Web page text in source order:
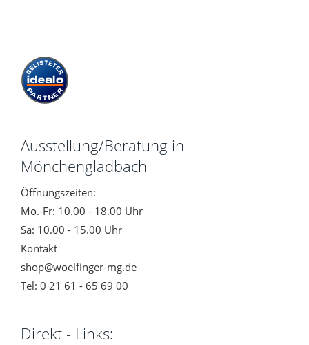
Ausstellung/Beratung in
Mönchengladbach
Öffnungszeiten:
Mo.-Fr: 10.00 - 18.00 Uhr
Sa: 10.00 - 15.00 Uhr
Kontakt
shop@woelfinger-mg.de
Tel: 0 21 61 - 65 69 00
Direkt - Links: